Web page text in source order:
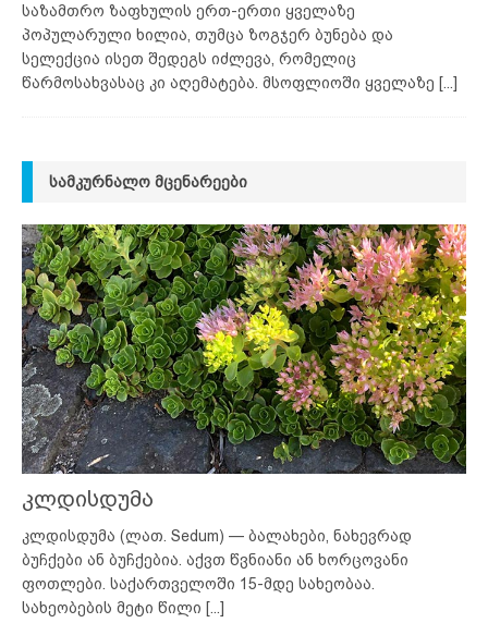
საზამთრო ზაფხულის ერთ-ერთი ყველაზე
პოპულარული ხილია, თუმცა ზოგჯერ ბუნება და
სელექცია ისეთ შედეგს იძლევა, რომელიც
წარმოსახვასაც კი აღემატება. მსოფლიოში ყველაზე [...]
ᲡᲐᲛᲙᲣᲠᲜᲐᲚᲝ ᲛᲪᲔᲜᲐᲠᲔᲔᲑᲘ
კლდისდუმა
კლდისდუმა (ლათ. Sedum) — ბალახები, ნახევრად
ბუჩქები ან ბუჩქებია. აქვთ წვნიანი ან ხორცოვანი
ფოთლები. საქართველოში 15-მდე სახეობაა.
სახეობების მეტი წილი [...]